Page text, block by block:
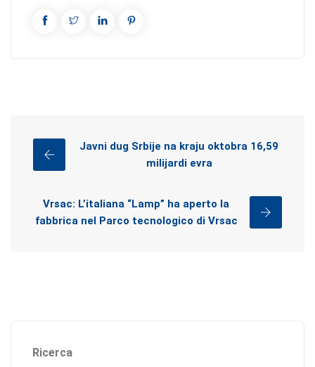
Javni dug Srbije na kraju oktobra 16,59
milijardi evra
Vrsac: L’italiana “Lamp” ha aperto la
fabbrica nel Parco tecnologico di Vrsac
Ricerca